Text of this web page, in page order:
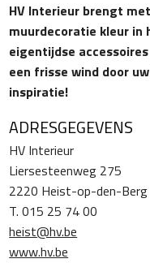
HV Interieur brengt
muurdecoratie kleur in
eigentijdse
een frisse wind door
inspiratie!
ADRESGEGEVENS
HV Interieur
Liersesteenweg 275
2220 Heist-op-den-Berg
T. 015 25 74 00
heist@hv.be
www.hv.be